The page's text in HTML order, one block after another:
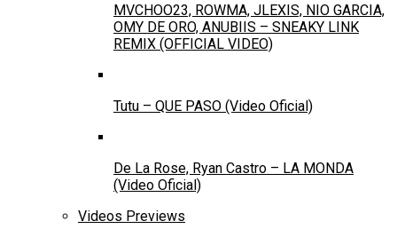
MVCHOO23, ROWMA, JLEXIS, NIO GARCIA,
OMY DE ORO, ANUBIIS – SNEAKY LINK
REMIX (OFFICIAL VIDEO)
Tutu – QUE PASO (Video Oficial)
De La Rose, Ryan Castro – LA MONDA
(Video Oficial)
Videos Previews